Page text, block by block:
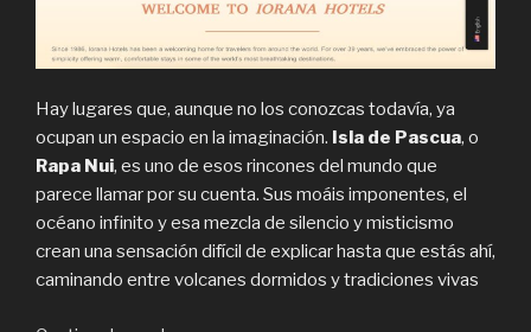
Hay lugares que, aunque no los conozcas todavía, ya
ocupan un espacio en la imaginación. Isla de Pascua, o
Rapa Nui, es uno de esos rincones del mundo que
parece llamar por su cuenta. Sus moáis imponentes, el
océano infinito y esa mezcla de silencio y misticismo
crean una sensación difícil de explicar hasta que estás ahí,
caminando entre volcanes dormidos y tradiciones vivas